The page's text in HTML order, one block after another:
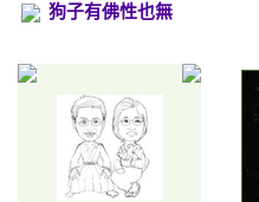
狗子有佛性也無